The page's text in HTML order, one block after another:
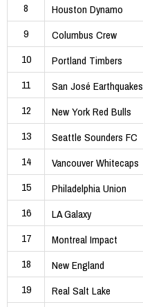
8
Houston Dynamo
9
Columbus Crew
10
Portland Timbers
11
San José Earthquakes
12
New York Red Bulls
13
Seattle Sounders FC
14
Vancouver Whitecaps
15
Philadelphia Union
16
LA Galaxy
17
Montreal Impact
18
New England
19
Real Salt Lake